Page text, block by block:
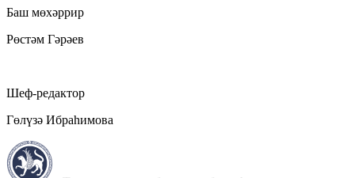
Баш мөхәррир
Рөстәм Гәрәев
Шеф-редактор
Гөлүзә Ибраһимова